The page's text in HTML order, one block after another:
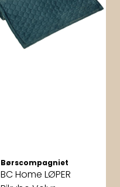
Børscompagniet
BC Home LØPER